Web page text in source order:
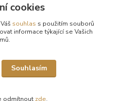
cookies
souhlas s použitím souborů
informace týkající se Vašich
Souhlasím
odmítnout zde.